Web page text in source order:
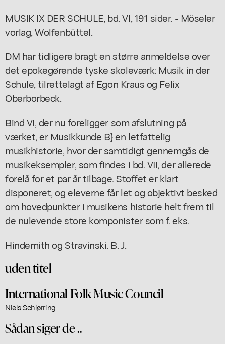
MUSIK IX DER SCHULE, bd. VI, 191 sider. - Möseler
vorlag, Wolfenbüttel.
DM har tidligere bragt en større anmeldelse over
det epokegørende tyske skoleværk: Musik in der
Schule, tilrettelagt af Egon Kraus og Felix
Oberborbeck.
Bind VI, der nu foreligger som afslutning på
værket, er Musikkunde B} en letfattelig
musikhistorie, hvor der samtidigt gennemgås de
musikeksempler, som findes i bd. VII, der allerede
forelå for et par år tilbage. Stoffet er klart
disponeret, og eleverne får let og objektivt besked
om hovedpunkter i musikens historie helt frem til
de nulevende store komponister som f. eks.
Hindemith og Stravinski. B. J.
uden titel
International Folk Music Council
Niels Schiørring
Sådan siger de ..